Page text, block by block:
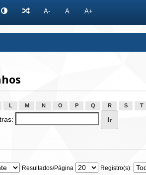
A- A A+
L M N O P Q R S T
Resultados/Página Registro(s):